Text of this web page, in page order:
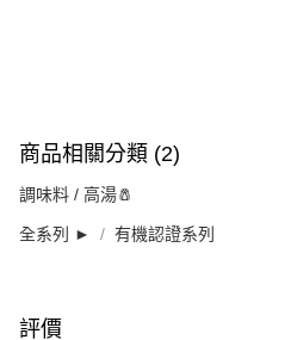
商品相關分類 (2)
調味料 / 高湯🧂
全系列 ► 有機認證系列
評價